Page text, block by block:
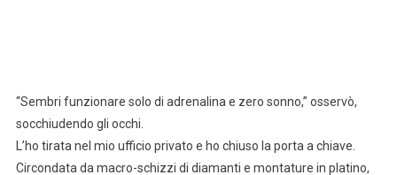
“Sembri funzionare solo di adrenalina e zero sonno,” osservò,
socchiudendo gli occhi.
L’ho tirata nel mio ufficio privato e ho chiuso la porta a chiave.
Circondata da macro-schizzi di diamanti e montature in platino,